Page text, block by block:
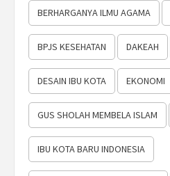
BERHARGANYA ILMU AGAMA
BPJS KESEHATAN DAKEAH
DESAIN IBU KOTA EKONOMI
GUS SHOLAH MEMBELA ISLAM
IBU KOTA BARU INDONESIA